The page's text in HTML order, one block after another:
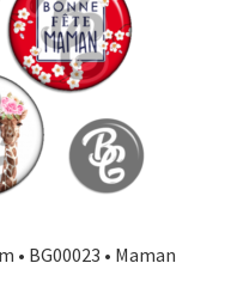
• BG00023 • Maman